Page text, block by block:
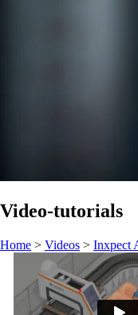
Video-tutorials
Home > Videos > Inxpect